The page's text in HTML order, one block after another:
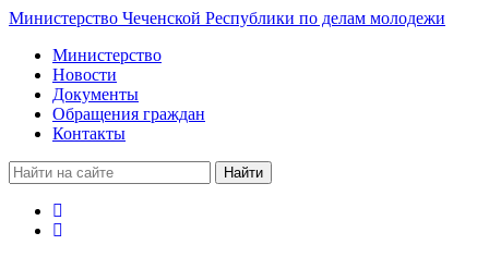
Министерство Чеченской Республики по делам молодежи
Министерство
Новости
Документы
Обращения граждан
Контакты
Найти